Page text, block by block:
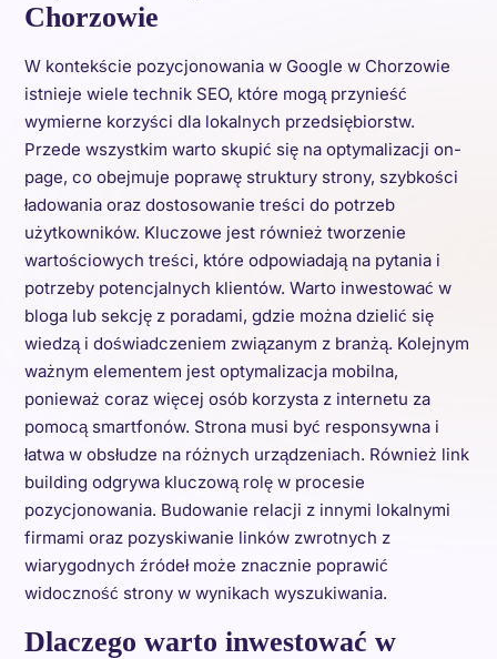
Chorzowie
W kontekście pozycjonowania w Google w Chorzowie
istnieje wiele technik SEO, które mogą przynieść
wymierne korzyści dla lokalnych przedsiębiorstw.
Przede wszystkim warto skupić się na optymalizacji on-
page, co obejmuje poprawę struktury strony, szybkości
ładowania oraz dostosowanie treści do potrzeb
użytkowników. Kluczowe jest również tworzenie
wartościowych treści, które odpowiadają na pytania i
potrzeby potencjalnych klientów. Warto inwestować w
bloga lub sekcję z poradami, gdzie można dzielić się
wiedzą i doświadczeniem związanym z branżą. Kolejnym
ważnym elementem jest optymalizacja mobilna,
ponieważ coraz więcej osób korzysta z internetu za
pomocą smartfonów. Strona musi być responsywna i
łatwa w obsłudze na różnych urządzeniach. Również link
building odgrywa kluczową rolę w procesie
pozycjonowania. Budowanie relacji z innymi lokalnymi
firmami oraz pozyskiwanie linków zwrotnych z
wiarygodnych źródeł może znacznie poprawić
widoczność strony w wynikach wyszukiwania.
Dlaczego warto inwestować w